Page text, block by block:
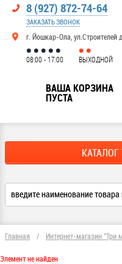
8 (927) 872-74-64
ЗАКАЗАТЬ ЗВОНОК
г. Йошкар-Ола, ул.Строителей
08:00 - 17:00 ВЫХОДНОЙ
ВАША КОРЗИНА
ПУСТА
Главная / Интернет-магазин "Три
Элемент не найден